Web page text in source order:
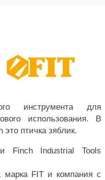
инструмента для
использования. В
это птичка зяблик.
Finch Industrial Tools
марка FIT и компания с